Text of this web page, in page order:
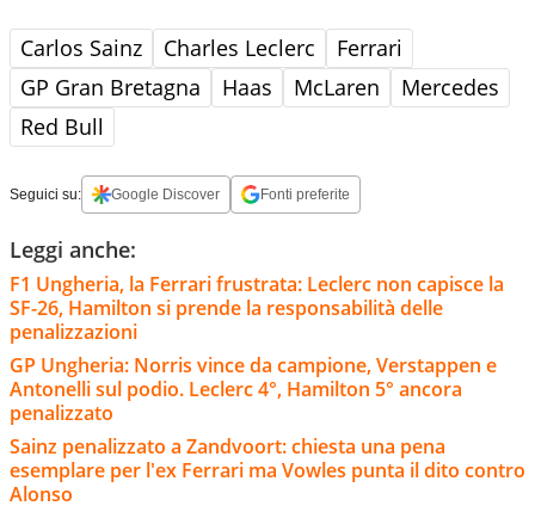
Carlos Sainz Charles Leclerc
Ferrari
GP Gran Bretagna
Haas McLaren
Mercedes
Red Bull
Seguici su: Google Discover Fonti preferite
Leggi anche:
F1 Ungheria, la Ferrari frustrata: Leclerc non capisce la
SF-26, Hamilton si prende la responsabilità delle
penalizzazioni
GP Ungheria: Norris vince da campione, Verstappen e
Antonelli sul podio. Leclerc 4°, Hamilton 5° ancora
penalizzato
Sainz penalizzato a Zandvoort: chiesta una pena
esemplare per l'ex Ferrari ma Vowles punta il dito contro
Alonso